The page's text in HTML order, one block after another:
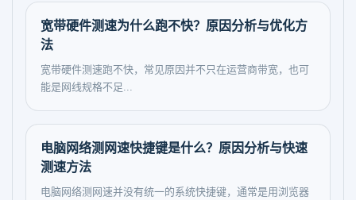
宽带硬件测速为什么跑不快？原因分析与优化方
法
宽带硬件测速跑不快，常见原因并不只在运营商带宽，也可
能是网线规格不足...
电脑网络测网速快捷键是什么？原因分析与快速
测速方法
电脑网络测网速并没有统一的系统快捷键，通常是用浏览器